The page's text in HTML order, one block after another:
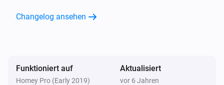
Flood Sensor
Der Wasser-Alarm ist angegangen
Changelog ansehen
Funktioniert auf
Homey Pro (Early 2019)
Aktualisiert
vor 6 Jahren